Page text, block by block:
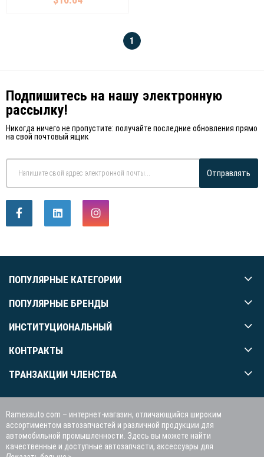
1
Подпишитесь на нашу электронную
рассылку!
Никогда ничего не пропустите: получайте последние обновления прямо
на свой почтовый ящик
Отправлять
ПОПУЛЯРНЫЕ КАТЕГОРИИ
ПОПУЛЯРНЫЕ БРЕНДЫ
ИНСТИТУЦИОНАЛЬНЫЙ
КОНТРАКТЫ
ТРАНЗАКЦИИ ЧЛЕНСТВА
Ramexauto.com – интернет-магазин, отличающийся широким
ассортиментом автозапчастей и различной продукции для
автомобильной промышленности. Здесь вы можете найти
качественные и доступные автозапчасти, аксессуары для